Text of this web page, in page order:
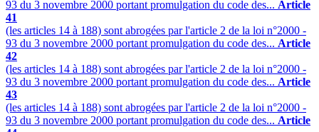
93 du 3 novembre 2000 portant promulgation du code des... Article
41
(les articles 14 à 188) sont abrogées par l'article 2 de la loi n°2000 -
93 du 3 novembre 2000 portant promulgation du code des... Article
42
(les articles 14 à 188) sont abrogées par l'article 2 de la loi n°2000 -
93 du 3 novembre 2000 portant promulgation du code des... Article
43
(les articles 14 à 188) sont abrogées par l'article 2 de la loi n°2000 -
93 du 3 novembre 2000 portant promulgation du code des... Article